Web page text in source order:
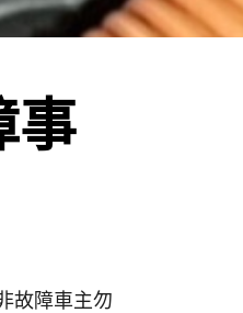
事
故障車主勿